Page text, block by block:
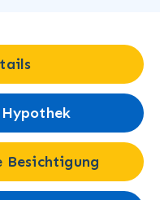
Hypothek
Besichtigung